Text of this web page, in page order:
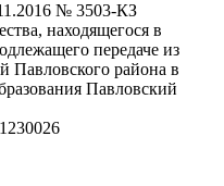
№ 3503-КЗ
находящегося в
передаче из
Павловского района в
Павловский